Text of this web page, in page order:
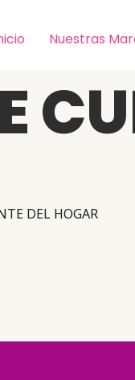
Nuestras
DEL HOGAR